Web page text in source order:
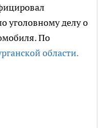
уголовному делу о
По
области.